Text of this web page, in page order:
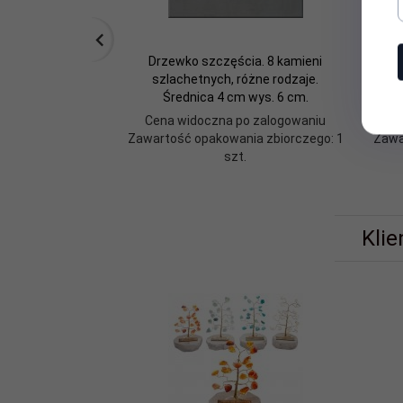
Drzewko szczęścia. 8 kamieni
szlachetnych, różne rodzaje.
Średnica 4 cm wys. 6 cm.
Cena widoczna po zalogowaniu
Zawartość opakowania zbiorczego: 1
szt.